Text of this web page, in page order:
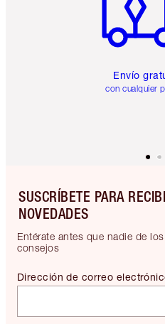
Envío
con cualquier
SUSCRÍBETE PARA
NOVEDADES
Entérate antes que nadie de
consejos
Dirección de correo